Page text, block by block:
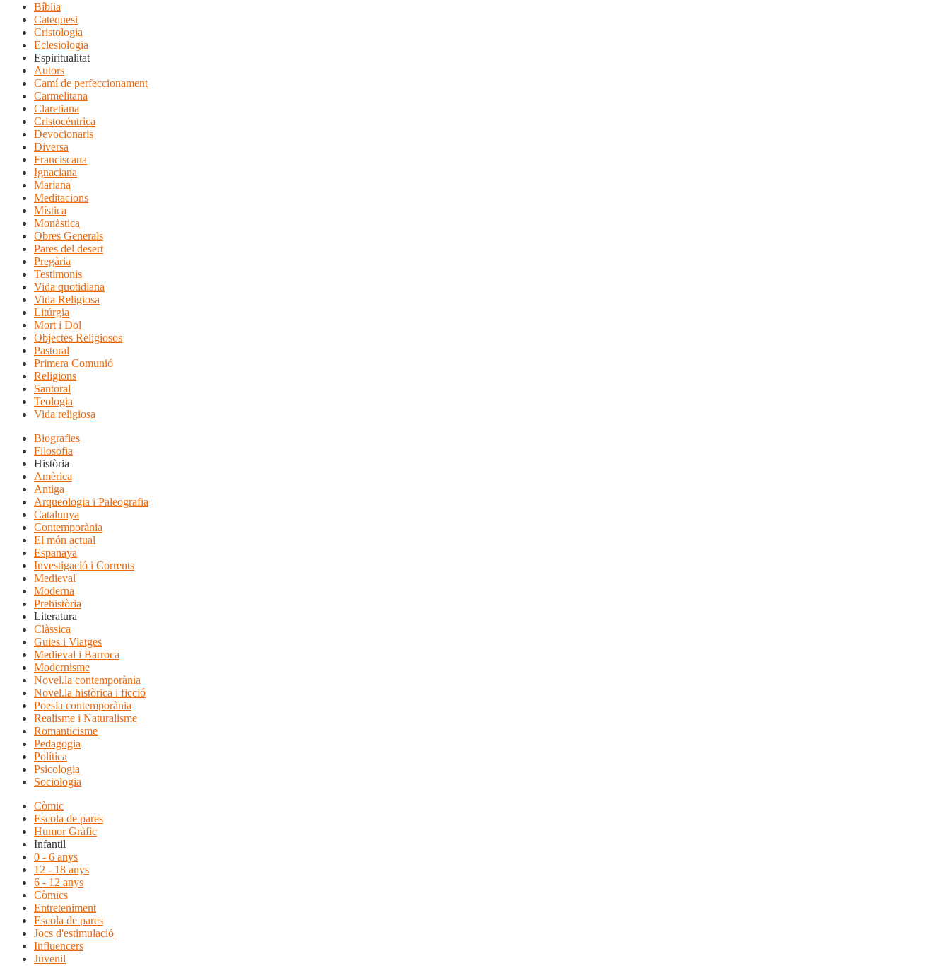
Bíblia
Catequesi
Cristologia
Eclesiologia
Espiritualitat
Autors
Camí de perfeccionament
Carmelitana
Claretiana
Cristocéntrica
Devocionaris
Diversa
Franciscana
Ignaciana
Mariana
Meditacions
Mística
Monàstica
Obres Generals
Pares del desert
Pregària
Testimonis
Vida quotidiana
Vida Religiosa
Litúrgia
Mort i Dol
Objectes Religiosos
Pastoral
Primera Comunió
Religions
Santoral
Teologia
Vida religiosa
Biografies
Filosofia
Història
Amèrica
Antiga
Arqueologia i Paleografia
Catalunya
Contemporània
El món actual
Espanaya
Investigació i Corrents
Medieval
Moderna
Prehistòria
Literatura
Clàssica
Guies i Viatges
Medieval i Barroca
Modernisme
Novel.la contemporània
Novel.la històrica i ficció
Poesia contemporània
Realisme i Naturalisme
Romanticisme
Pedagogia
Política
Psicologia
Sociologia
Còmic
Escola de pares
Humor Gràfic
Infantil
0 - 6 anys
12 - 18 anys
6 - 12 anys
Còmics
Entreteniment
Escola de pares
Jocs d'estimulació
Influencers
Juvenil